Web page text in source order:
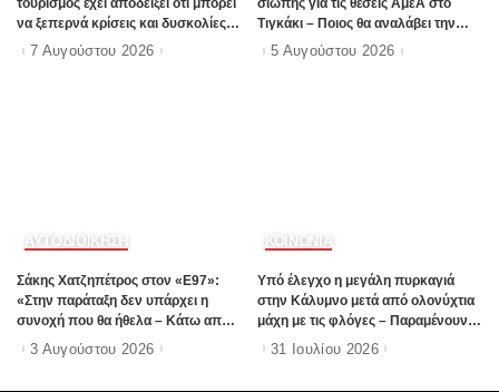
να ξεπερνά κρίσεις και δυσκολίες»
Πηγή:www.dimokratiki.gr
7 Αυγούστου 2026
Τιγκάκι – Ποιος θα αναλάβει την
ευθύνη”;
5 Αυγούστου 2026
ΑΥΤΟΔΙΟΙΚΗΣΗ
Σάκης Χατζηπέτρος στον «Ε97»:
«Στην παράταξη δεν υπάρχει η
συνοχή που θα ήθελα – Κάτω από
πέντε οι άνθρωποι που έχω
ξεχωρίσει»
3 Αυγούστου 2026
ΚΟΙΝΩΝΙΑ
Υπό έλεγχο η μεγάλη πυρκαγιά
στην Κάλυμνο μετά από ολονύχτια
μάχη με τις φλόγες – Παραμένουν
ισχυρές δυνάμεις στην περιοχή
31 Ιουλίου 2026